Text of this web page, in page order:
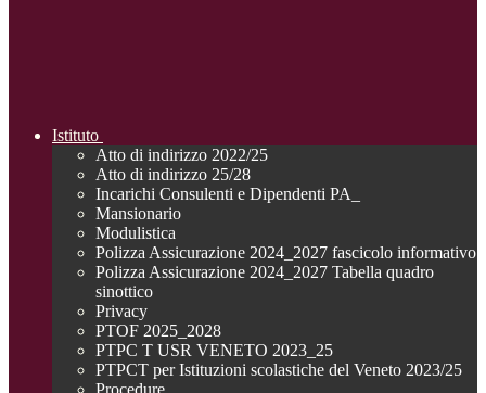
Istituto
Atto di indirizzo 2022/25
Atto di indirizzo 25/28
Incarichi Consulenti e Dipendenti PA_
Mansionario
Modulistica
Polizza Assicurazione 2024_2027 fascicolo informativo
Polizza Assicurazione 2024_2027 Tabella quadro
sinottico
Privacy
PTOF 2025_2028
PTPC T USR VENETO 2023_25
PTPCT per Istituzioni scolastiche del Veneto 2023/25